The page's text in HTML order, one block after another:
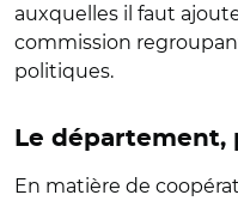
auxquelles il faut
commission
politiques.
Le département,
En matière de